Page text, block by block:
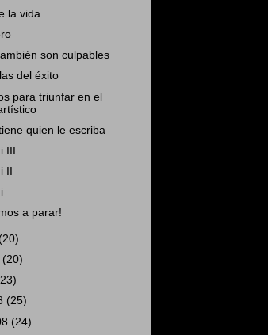
la vida
son culpables
del éxito
para triunfar en el
quien le escriba
a parar!
(20)
(20)
(25)
(24)